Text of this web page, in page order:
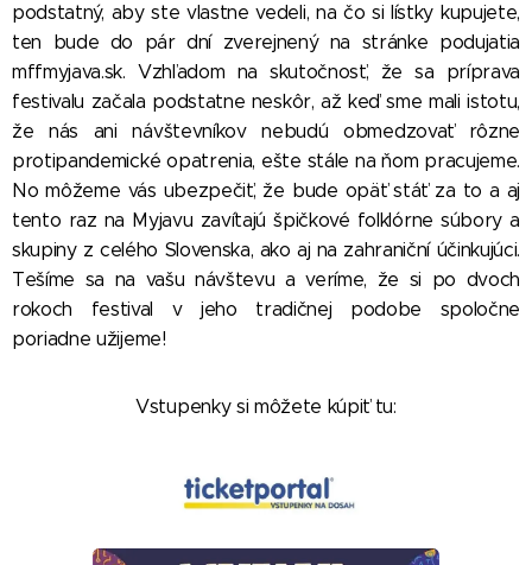
podstatný, aby ste vlastne vedeli, na čo si lístky kupujete,
ten bude do pár dní zverejnený na stránke podujatia
mffmyjava.sk. Vzhľadom na skutočnosť, že sa príprava
festivalu začala podstatne neskôr, až keď sme mali istotu,
že nás ani návštevníkov nebudú obmedzovať rôzne
protipandemické opatrenia, ešte stále na ňom pracujeme.
No môžeme vás ubezpečiť, že bude opäť stáť za to a aj
tento raz na Myjavu zavítajú špičkové folklórne súbory a
skupiny z celého Slovenska, ako aj na zahraniční účinkujúci.
Tešíme sa na vašu návštevu a veríme, že si po dvoch
rokoch festival v jeho tradičnej podobe spoločne
poriadne užijeme!
Vstupenky si môžete kúpiť tu: